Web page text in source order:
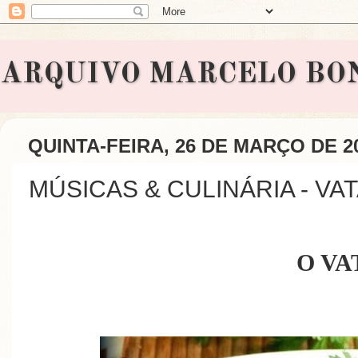
ARQUIVO MARCELO
QUINTA-FEIRA, 26 DE MARÇO DE
MÚSICAS & CULINÁRIA -
O